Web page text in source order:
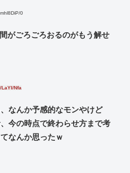
0
がごろごろおるのがもう解せ
LaYI/Nfa
なんか予感的なモンやけど
、今の時点で終わらせ方まで考
なんか思ったｗ